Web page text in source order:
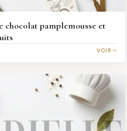
chocolat pamplemousse et
VOIR